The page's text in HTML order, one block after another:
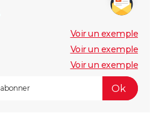
Voir un exemple
Voir un exemple
Voir un exemple